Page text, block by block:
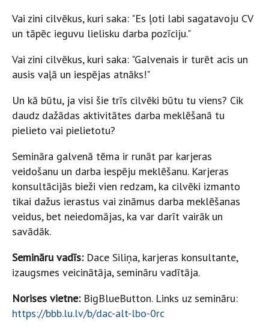
Vai zini cilvēkus, kuri saka: "Es ļoti labi sagatavoju CV
un tāpēc ieguvu lielisku darba pozīciju."
Vai zini cilvēkus, kuri saka: "Galvenais ir turēt acis un
ausis vaļā un iespējas atnāks!"
Un kā būtu, ja visi šie trīs cilvēki būtu tu viens? Cik
daudz dažādas aktivitātes darba meklēšanā tu
pielieto vai pielietotu?
Semināra galvenā tēma ir runāt par karjeras
veidošanu un darba iespēju meklēšanu. Karjeras
konsultācijās bieži vien redzam, ka cilvēki izmanto
tikai dažus ierastus vai zināmus darba meklēšanas
veidus, bet neiedomājas, ka var darīt vairāk un
savādāk.
Semināru vadīs:Dace Siliņa, karjeras konsultante,
izaugsmes veicinātāja, semināru vadītāja.
Norises vietne: BigBlueButton. Links uz semināru:
https://bbb.lu.lv/b/dac-alt-lbo-0rc